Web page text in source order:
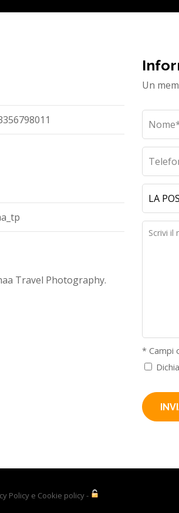
Travel Photography.
Un
* Campi
Policy e Cookie policy-